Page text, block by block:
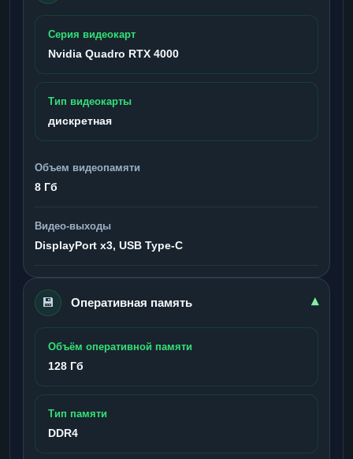
Серия видеокарт
Nvidia Quadro RTX 4000
Тип видеокарты
дискретная
Объем видеопамяти
8 Гб
Видео-выходы
DisplayPort x3, USB Type-C
💾 Оперативная память ▾
Объём оперативной памяти
128 Гб
Тип памяти
DDR4